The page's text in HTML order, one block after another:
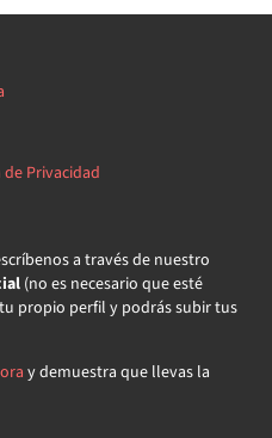
Privacidad
a través de nuestro
(no es necesario que esté
propio perfil y podrás subir tus
y demuestra que llevas la